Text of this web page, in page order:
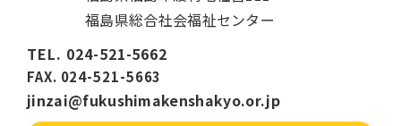
福島県総合社会福祉センター
TEL. 024-521-5662
FAX. 024-521-5663
jinzai@fukushimakenshakyo.or.jp